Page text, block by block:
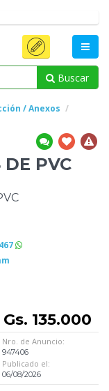
Buscar
/ Anexos
DE PVC
Gs. 135.000
Nro. de Anuncio:
947406
Publicado el:
06/08/2026